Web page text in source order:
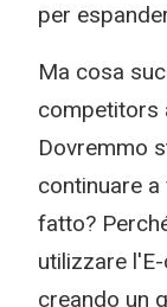
per
Ma cosa
competitors
Dovremmo
continuare
fatto?
utilizzare
creando un